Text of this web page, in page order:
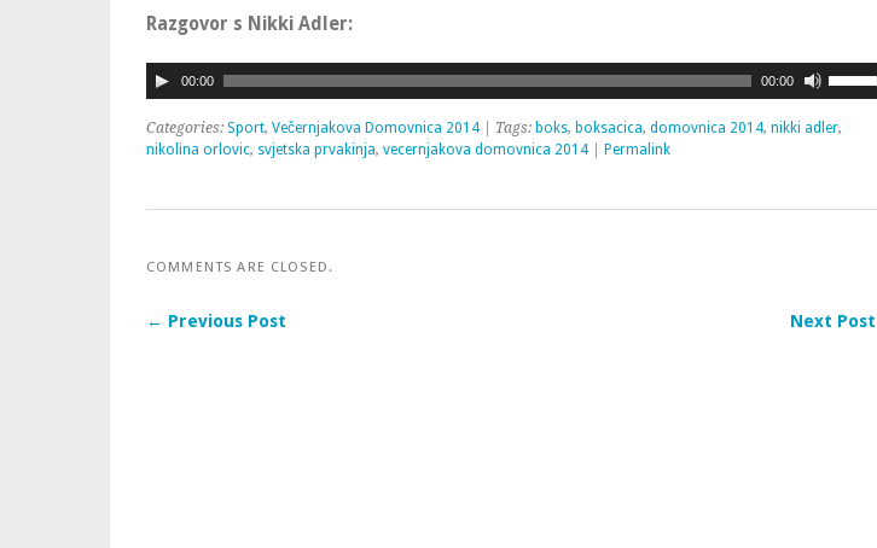
Razgovor s Nikki Adler:
Audio
Player
00:00 00:00
Use
Up/
Arrow
Categories: Sport, Večernjakova Domovnica 2014 | Tags: boks, boksacica, domovnica 2014, nikki adler,
nikolina orlovic, svjetska prvakinja, vecernjakova domovnica 2014 Permalink
COMMENTS ARE CLOSED.
← Previous Post Next